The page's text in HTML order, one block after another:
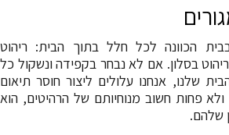
הכוונה לכל חלל בתוך הבית: ריהוט
בסלון. אם לא נבחר בקפידה ונשקול כל
שלנו, אנחנו עלולים ליצור חוסר תיאום
ולא פחות חשוב מנוחיותם של הרהיטים, הוא
שלהם.